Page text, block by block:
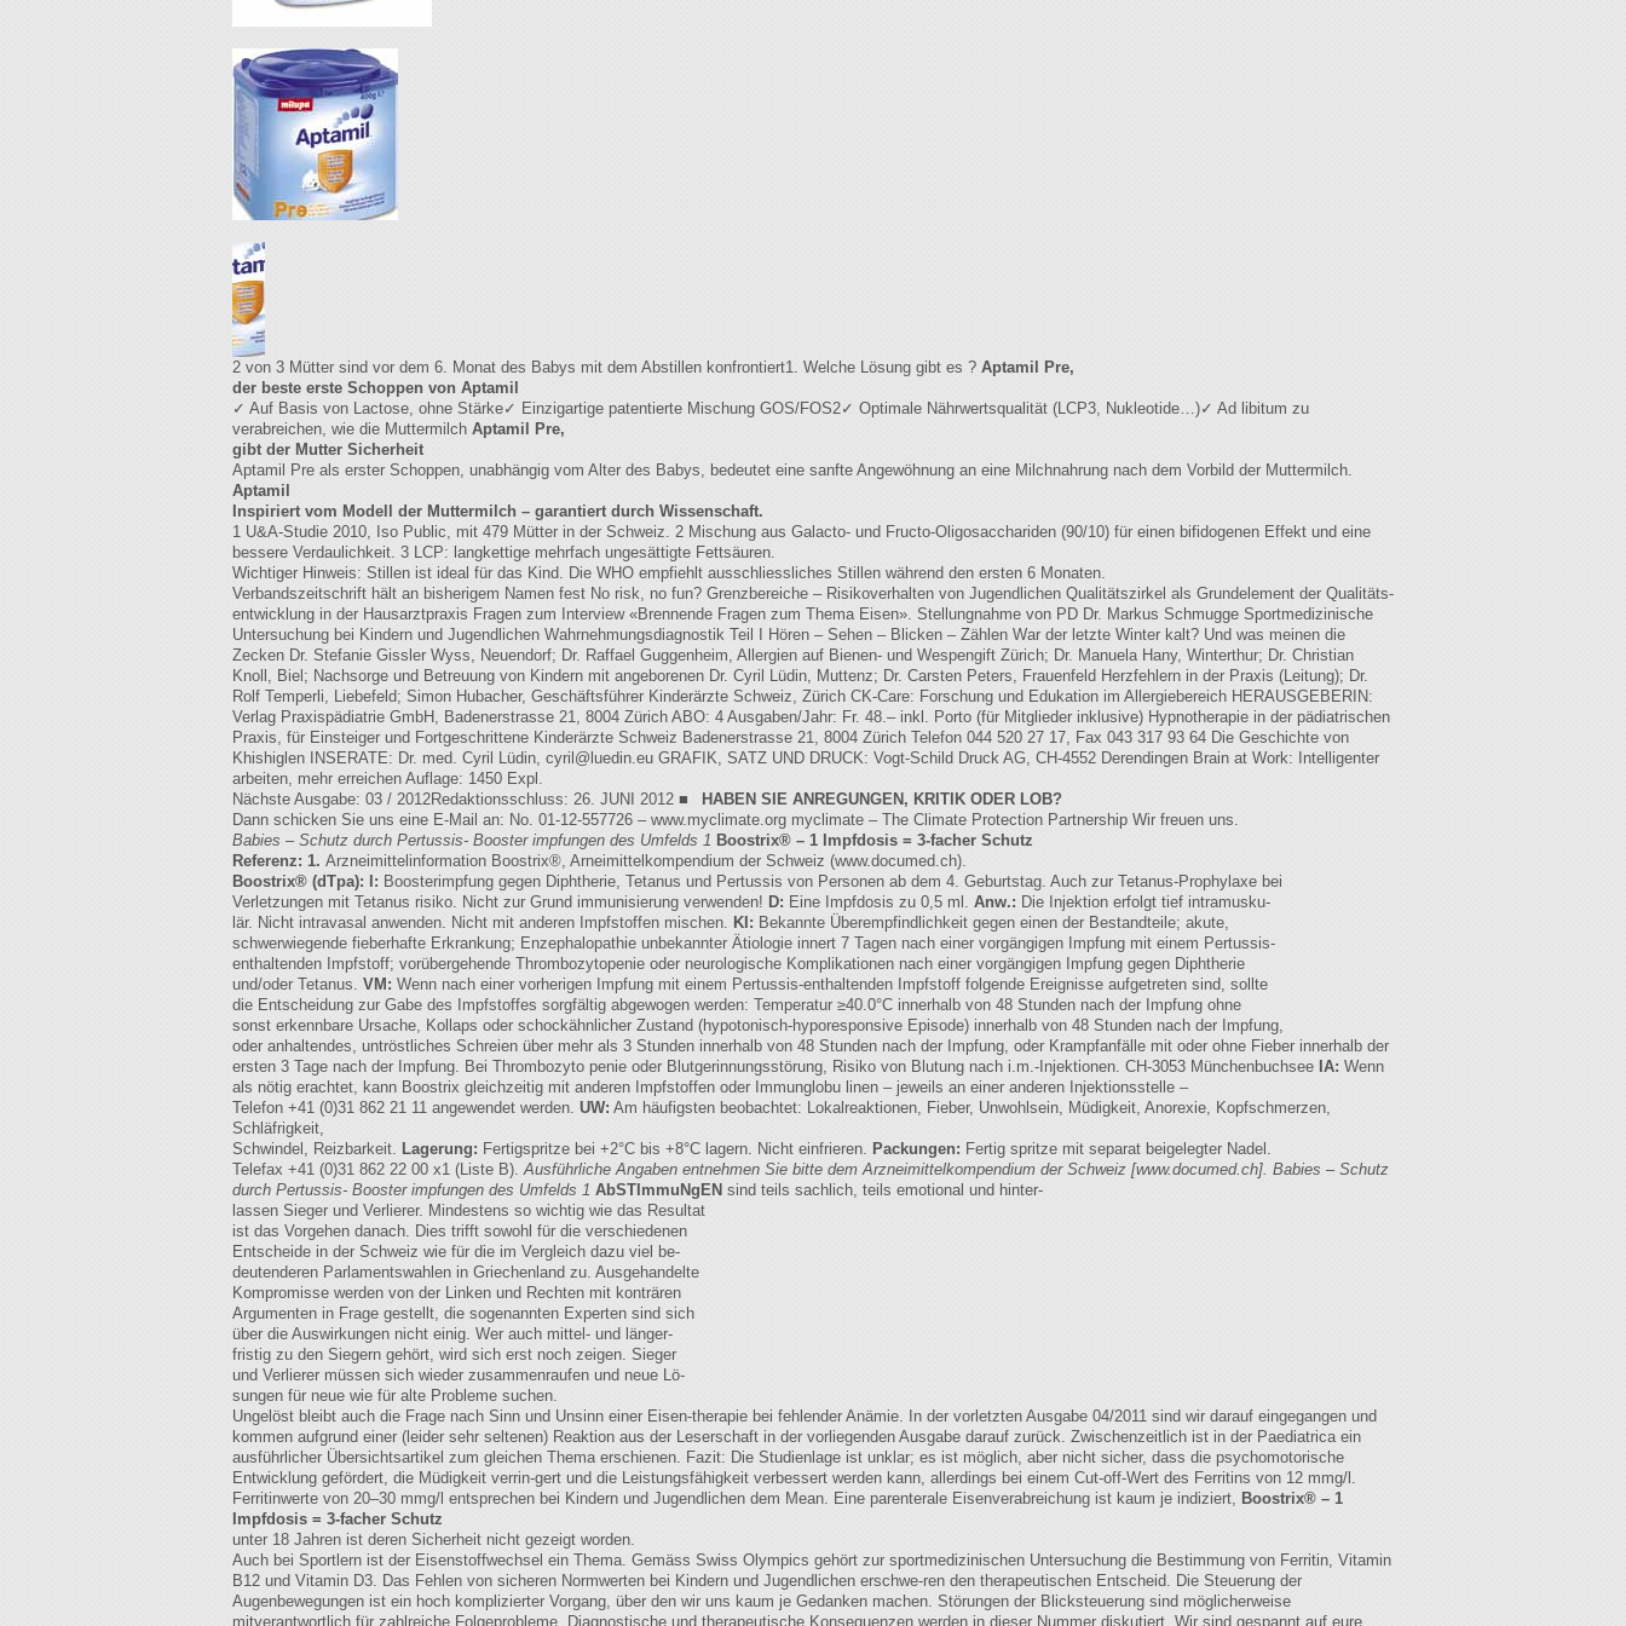
2 von 3 Mütter sind vor dem 6. Monat des Babys mit dem Abstillen konfrontiert1. Welche Lösung gibt es ? Aptamil Pre,
der beste erste Schoppen von Aptamil
✓ Auf Basis von Lactose, ohne Stärke✓ Einzigartige patentierte Mischung GOS/FOS2✓ Optimale Nährwertsqualität (LCP3, Nukleotide…)✓ Ad libitum zu
verabreichen, wie die Muttermilch Aptamil Pre,
gibt der Mutter Sicherheit
Aptamil Pre als erster Schoppen, unabhängig vom Alter des Babys, bedeutet eine sanfte Angewöhnung an eine Milchnahrung nach dem Vorbild der Muttermilch.
Aptamil
Inspiriert vom Modell der Muttermilch – garantiert durch Wissenschaft.
1 U&A-Studie 2010, Iso Public, mit 479 Mütter in der Schweiz. 2 Mischung aus Galacto- und Fructo-Oligosacchariden (90/10) für einen bifidogenen Effekt und eine
bessere Verdaulichkeit. 3 LCP: langkettige mehrfach ungesättigte Fettsäuren.
Wichtiger Hinweis: Stillen ist ideal für das Kind. Die WHO empfiehlt ausschliessliches Stillen während den ersten 6 Monaten.
Verbandszeitschrift hält an bisherigem Namen fest No risk, no fun? Grenzbereiche – Risikoverhalten von Jugendlichen Qualitätszirkel als Grundelement der Qualitäts-
entwicklung in der Hausarztpraxis Fragen zum Interview «Brennende Fragen zum Thema Eisen». Stellungnahme von PD Dr. Markus Schmugge Sportmedizinische
Untersuchung bei Kindern und Jugendlichen Wahrnehmungsdiagnostik Teil I Hören – Sehen – Blicken – Zählen War der letzte Winter kalt? Und was meinen die
Zecken Dr. Stefanie Gissler Wyss, Neuendorf; Dr. Raffael Guggenheim, Allergien auf Bienen- und Wespengift Zürich; Dr. Manuela Hany, Winterthur; Dr. Christian
Knoll, Biel; Nachsorge und Betreuung von Kindern mit angeborenen Dr. Cyril Lüdin, Muttenz; Dr. Carsten Peters, Frauenfeld Herzfehlern in der Praxis (Leitung); Dr.
Rolf Temperli, Liebefeld; Simon Hubacher, Geschäftsführer Kinderärzte Schweiz, Zürich CK-Care: Forschung und Edukation im Allergiebereich HERAUSGEBERIN:
Verlag Praxispädiatrie GmbH, Badenerstrasse 21, 8004 Zürich ABO: 4 Ausgaben/Jahr: Fr. 48.– inkl. Porto (für Mitglieder inklusive) Hypnotherapie in der pädiatrischen
Praxis, für Einsteiger und Fortgeschrittene Kinderärzte Schweiz Badenerstrasse 21, 8004 Zürich Telefon 044 520 27 17, Fax 043 317 93 64 Die Geschichte von
Khishiglen INSERATE: Dr. med. Cyril Lüdin, cyril@luedin.eu GRAFIK, SATZ UND DRUCK: Vogt-Schild Druck AG, CH-4552 Derendingen Brain at Work: Intelligenter
arbeiten, mehr erreichen Auflage: 1450 Expl.
Nächste Ausgabe: 03 / 2012Redaktionsschluss: 26. JUNI 2012 ■
HABEN SIE ANREGUNGEN, KRITIK ODER LOB?
Dann schicken Sie uns eine E-Mail an: No. 01-12-557726 – www.myclimate.org myclimate – The Climate Protection Partnership Wir freuen uns.
Babies – Schutz durch Pertussis- Booster impfungen des Umfelds 1 Boostrix® – 1 Impfdosis = 3-facher Schutz
Referenz: 1. Arzneimittelinformation Boostrix®, Arneimittelkompendium der Schweiz (www.documed.ch).
Boostrix® (dTpa): I: Boosterimpfung gegen Diphtherie, Tetanus und Pertussis von Personen ab dem 4. Geburtstag. Auch zur Tetanus-Prophylaxe bei
Verletzungen mit Tetanus risiko. Nicht zur Grund immunisierung verwenden! D: Eine Impfdosis zu 0,5 ml. Anw.: Die Injektion erfolgt tief intramusku-
lär. Nicht intravasal anwenden. Nicht mit anderen Impfstoffen mischen. KI: Bekannte Überempfindlichkeit gegen einen der Bestandteile; akute,
schwerwiegende fieberhafte Erkrankung; Enzephalopathie unbekannter Ätiologie innert 7 Tagen nach einer vorgängigen Impfung mit einem Pertussis-
enthaltenden Impfstoff; vorübergehende Thrombozytopenie oder neurologische Komplikationen nach einer vorgängigen Impfung gegen Diphtherie
und/oder Tetanus. VM: Wenn nach einer vorherigen Impfung mit einem Pertussis-enthaltenden Impfstoff folgende Ereignisse aufgetreten sind, sollte
die Entscheidung zur Gabe des Impfstoffes sorgfältig abgewogen werden: Temperatur ≥40.0°C innerhalb von 48 Stunden nach der Impfung ohne
sonst erkennbare Ursache, Kollaps oder schockähnlicher Zustand (hypotonisch-hyporesponsive Episode) innerhalb von 48 Stunden nach der Impfung,
oder anhaltendes, untröstliches Schreien über mehr als 3 Stunden innerhalb von 48 Stunden nach der Impfung, oder Krampfanfälle mit oder ohne Fieber innerhalb der
ersten 3 Tage nach der Impfung. Bei Thrombozyto penie oder Blutgerinnungsstörung, Risiko von Blutung nach i.m.-Injektionen. CH-3053 Münchenbuchsee IA: Wenn
als nötig erachtet, kann Boostrix gleichzeitig mit anderen Impfstoffen oder Immunglobu linen – jeweils an einer anderen Injektionsstelle –
Telefon +41 (0)31 862 21 11 angewendet werden. UW: Am häufigsten beobachtet: Lokalreaktionen, Fieber, Unwohlsein, Müdigkeit, Anorexie, Kopfschmerzen,
Schläfrigkeit,
Schwindel, Reizbarkeit. Lagerung: Fertigspritze bei +2°C bis +8°C lagern. Nicht einfrieren. Packungen: Fertig spritze mit separat beigelegter Nadel.
Telefax +41 (0)31 862 22 00 x1 (Liste B).Ausführliche Angaben entnehmen Sie bitte dem Arzneimittelkompendium der Schweiz [www.documed.ch]. Babies – Schutz
durch Pertussis- Booster impfungen des Umfelds 1 AbSTImmuNgEN sind teils sachlich, teils emotional und hinter-
lassen Sieger und Verlierer. Mindestens so wichtig wie das Resultat
ist das Vorgehen danach. Dies trifft sowohl für die verschiedenen
Entscheide in der Schweiz wie für die im Vergleich dazu viel be-
deutenderen Parlamentswahlen in Griechenland zu. Ausgehandelte
Kompromisse werden von der Linken und Rechten mit konträren
Argumenten in Frage gestellt, die sogenannten Experten sind sich
über die Auswirkungen nicht einig. Wer auch mittel- und länger-
fristig zu den Siegern gehört, wird sich erst noch zeigen. Sieger
und Verlierer müssen sich wieder zusammenraufen und neue Lö-
sungen für neue wie für alte Probleme suchen.
Ungelöst bleibt auch die Frage nach Sinn und Unsinn einer Eisen-therapie bei fehlender Anämie. In der vorletzten Ausgabe 04/2011 sind wir darauf eingegangen und
kommen aufgrund einer (leider sehr seltenen) Reaktion aus der Leserschaft in der vorliegenden Ausgabe darauf zurück. Zwischenzeitlich ist in der Paediatrica ein
ausführlicher Übersichtsartikel zum gleichen Thema erschienen. Fazit: Die Studienlage ist unklar; es ist möglich, aber nicht sicher, dass die psychomotorische
Entwicklung gefördert, die Müdigkeit verrin-gert und die Leistungsfähigkeit verbessert werden kann, allerdings bei einem Cut-off-Wert des Ferritins von 12 mmg/l.
Ferritinwerte von 20–30 mmg/l entsprechen bei Kindern und Jugendlichen dem Mean. Eine parenterale Eisenverabreichung ist kaum je indiziert, Boostrix® – 1
Impfdosis = 3-facher Schutz
unter 18 Jahren ist deren Sicherheit nicht gezeigt worden.
Auch bei Sportlern ist der Eisenstoffwechsel ein Thema. Gemäss Swiss Olympics gehört zur sportmedizinischen Untersuchung die Bestimmung von Ferritin, Vitamin
B12 und Vitamin D3. Das Fehlen von sicheren Normwerten bei Kindern und Jugendlichen erschwe-ren den therapeutischen Entscheid. Die Steuerung der
Augenbewegungen ist ein hoch komplizierter Vorgang, über den wir uns kaum je Gedanken machen. Störungen der Blicksteuerung sind möglicherweise
mitverantwortlich für zahlreiche Folgeprobleme. Diagnostische und therapeutische Konsequenzen werden in dieser Nummer diskutiert. Wir sind gespannt auf eure